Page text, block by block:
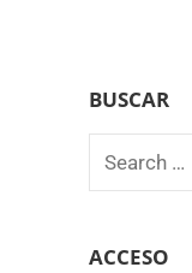
BUSCAR
Search
for:
ACCESO